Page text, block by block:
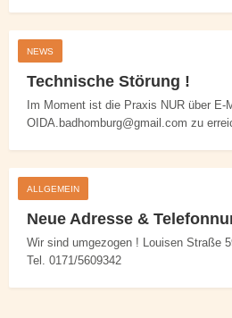
NEWS
Technische Störung !
Im Moment ist die Praxis NUR über
OIDA.badhomburg@gmail.com zu
ALLGEMEIN
Neue Adresse &
Wir sind umgezogen ! Louisen Straße
Tel. 0171/5609342